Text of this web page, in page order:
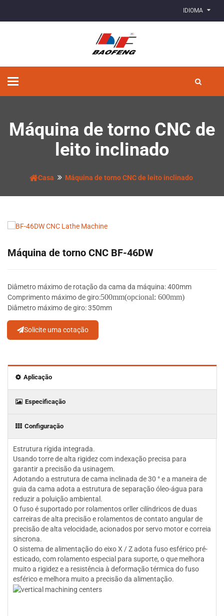
IDIOMA
Alternar
Máquina de torno CNC de
leito inclinado
Casa Máquina de torno CNC de leito inclinado
Máquina de torno CNC BF-46DW
Diâmetro máximo de rotação da cama da máquina: 400mm
Comprimento máximo de giro:500mm(opcional: 600mm)
Diâmetro máximo de giro: 350mm
Solicite uma cotação
Aplicação
Especificação
Configuração
Estrutura rígida integrada.
Usando torre de alta rigidez com indexação precisa para
garantir a precisão da usinagem.
Adotando a estrutura de cama inclinada de 30 ° e a maneira de
guia da cama adota a estrutura de separação óleo-água para
reduzir a poluição ambiental.
O fuso é suportado por rolamentos orller cilíndricos de duas
carreiras de alta precisão e rolamentos de contato angular de
precisão de alta velocidade, acionados por servo motor e correia
síncrona.
O sistema de alimentação do eixo X / Z adota fuso esférico pré-
esticado, com rolamento especial para suporte, o que melhora
muito a rigidez e a resistência à deformação térmica do fuso
esférico e melhora muito a precisão da alimentação.